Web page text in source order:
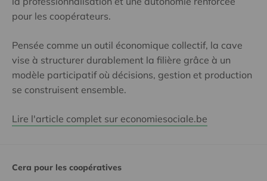
pour les coopérateurs.
Pensée comme un outil économique collectif, la cave
vise à structurer durablement la filière grâce à un
modèle participatif où décisions, gestion et production
se construisent ensemble.
Lire l'article complet sur economiesociale.be
Cera pour les coopératives